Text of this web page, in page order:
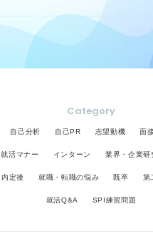
Category
自己分析 自己PR 志望動機 面
就活マナー インターン 業界・企業研
内定後 就職・転職の悩み 既卒 第
就活Q&A SPI練習問題